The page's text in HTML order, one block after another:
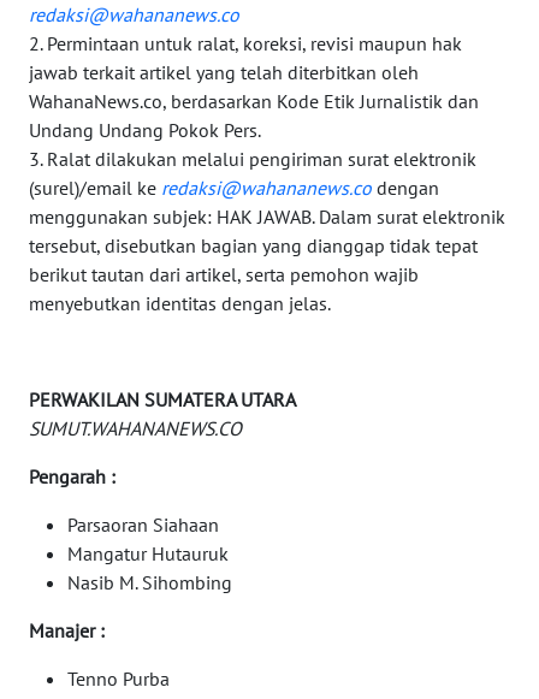
redaksi@wahananews.co
2. Permintaan untuk ralat, koreksi, revisi maupun hak
jawab terkait artikel yang telah diterbitkan oleh
WahanaNews.co, berdasarkan Kode Etik Jurnalistik dan
Undang Undang Pokok Pers.
3. Ralat dilakukan melalui pengiriman surat elektronik
(surel)/email ke redaksi@wahananews.co dengan
menggunakan subjek: HAK JAWAB. Dalam surat elektronik
tersebut, disebutkan bagian yang dianggap tidak tepat
berikut tautan dari artikel, serta pemohon wajib
menyebutkan identitas dengan jelas.
PERWAKILAN SUMATERA UTARA
SUMUT.WAHANANEWS.CO
Pengarah :
Parsaoran Siahaan
Mangatur Hutauruk
Nasib M. Sihombing
Manajer :
Tenno Purba
WN
DAIRI
WN
DANAU
TOBA
WN
NIAS
WN
WN
TAPANULI
WN
TANJUNG
LESUNG
WN